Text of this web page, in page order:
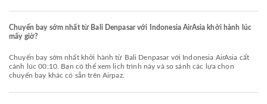
Chuyến bay sớm nhất từ Bali Denpasar với Indonesia AirAsia khởi hành lúc
mấy giờ?
Chuyến bay sớm nhất khởi hành từ Bali Denpasar với Indonesia AirAsia cất
cánh lúc 00:10. Bạn có thể xem lịch trình này và so sánh các lựa chọn
chuyến bay khác có sẵn trên Airpaz.